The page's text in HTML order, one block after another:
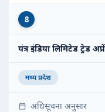
8
यंत्र इंडिया लिमिटेड ट्रेड
मध्य प्रदेश
अधिसूचना अनुसार